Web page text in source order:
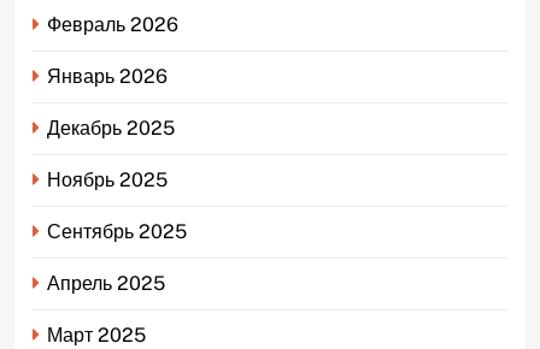
Февраль 2026
Январь 2026
Декабрь 2025
Ноябрь 2025
Сентябрь 2025
Апрель 2025
Март 2025